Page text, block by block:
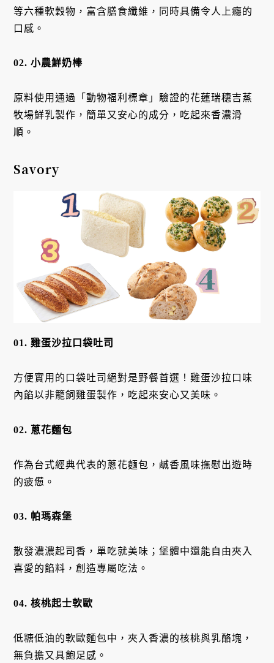
等六種軟穀物，富含膳食纖維，同時具備令人上癮的
口感。
02. 小農鮮奶棒
原料使用通過「動物福利標章」驗證的花蓮瑞穗吉蒸
牧場鮮乳製作，簡單又安心的成分，吃起來香濃滑
順。
Savory
01. 雞蛋沙拉口袋吐司
方便實用的口袋吐司絕對是野餐首選！雞蛋沙拉口味
內餡以非籠飼雞蛋製作，吃起來安心又美味。
02. 蔥花麵包
作為台式經典代表的蔥花麵包，鹹香風味撫慰出遊時
的疲憊。
03. 帕瑪森堡
散發濃濃起司香，單吃就美味；堡體中還能自由夾入
喜愛的餡料，創造專屬吃法。
04. 核桃起士軟歐
低糖低油的軟歐麵包中，夾入香濃的核桃與乳酪塊，
無負擔又具飽足感。